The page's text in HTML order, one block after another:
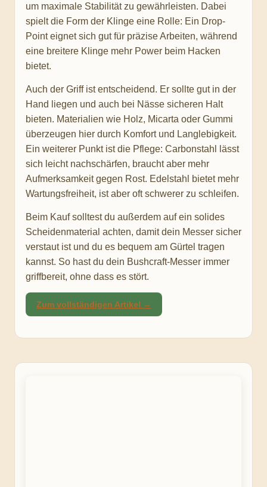
um maximale Stabilität zu gewährleisten. Dabei
spielt die Form der Klinge eine Rolle: Ein Drop-
Point eignet sich gut für präzise Arbeiten, während
eine breitere Klinge mehr Power beim Hacken
bietet.
Auch der Griff ist entscheidend. Er sollte gut in der
Hand liegen und auch bei Nässe sicheren Halt
bieten. Materialien wie Holz, Micarta oder Gummi
überzeugen hier durch Komfort und Langlebigkeit.
Ein weiterer Punkt ist die Pflege: Carbonstahl lässt
sich leicht nachschärfen, braucht aber mehr
Aufmerksamkeit gegen Rost. Edelstahl bietet mehr
Wartungsfreiheit, ist aber oft schwerer zu schleifen.
Beim Kauf solltest du außerdem auf ein solides
Scheidenmaterial achten, damit dein Messer sicher
verstaut ist und du es bequem am Gürtel tragen
kannst. So hast du dein Bushcraft-Messer immer
griffbereit, ohne dass es stört.
Zum vollständigen Artikel →